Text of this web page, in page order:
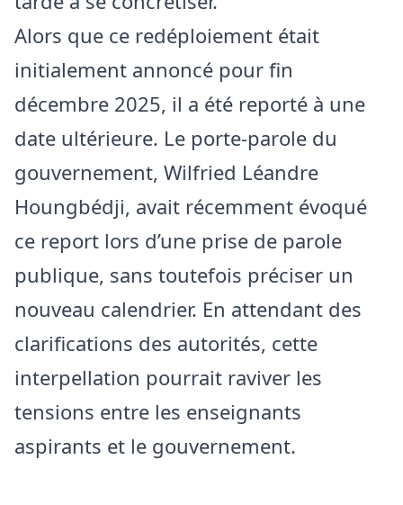
Alors que ce redéploiement était
initialement annoncé pour fin
décembre 2025, il a été reporté à une
date ultérieure. Le porte-parole du
gouvernement, Wilfried Léandre
Houngbédji, avait récemment évoqué
ce report lors d’une prise de parole
publique, sans toutefois préciser un
nouveau calendrier. En attendant des
clarifications des autorités, cette
interpellation pourrait raviver les
tensions entre les enseignants
aspirants et le gouvernement.